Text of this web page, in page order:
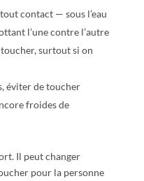
contact — sous l’eau
l’une contre l’autre
surtout si on
éviter de toucher
froides de
Il peut changer
pour la personne